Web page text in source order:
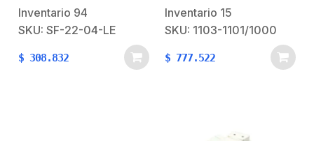
ALARMAS, CONTROL
DE ACCESO,
PORTEROS.Conductores
Inventario 94
SKU: SF-22-04-LE
$ 308.832
automatización y
voceo.En los sitemas de
automatización, control
de acceso y alarmas, la
AWG que destaca
Inventario 15
SKU: 1103-1101/1000
$ 777.522